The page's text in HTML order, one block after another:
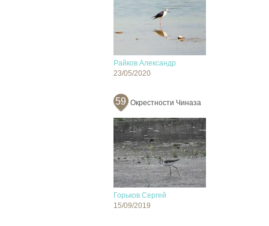
Райков Александр
23/05/2020
59 Окрестности Чиназа
Горьков Сергей
15/09/2019